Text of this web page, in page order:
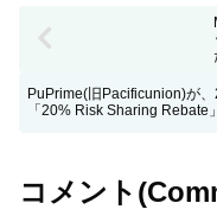
PuPrime(旧Pacificunion)が
「20% Risk Sharing Rebate
コメント